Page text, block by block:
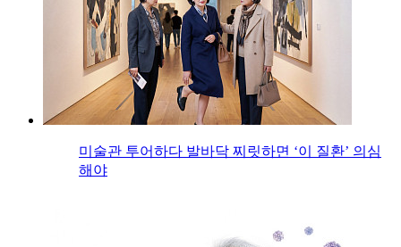
미술관 투어하다 발바닥 찌릿하면 ‘이 질환’ 의심
해야